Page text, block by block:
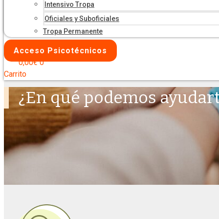
Intensivo Tropa
Oficiales y Suboficiales
Tropa Permanente
Acceso Psicotécnicos
0,00€ 0
Carrito
¿En qué podemos